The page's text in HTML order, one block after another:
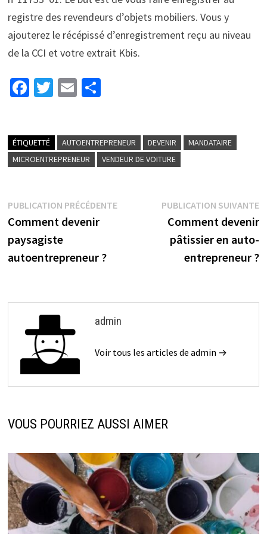
registre des revendeurs d’objets mobiliers. Vous y
ajouterez le récépissé d’enregistrement reçu au niveau
de la CCI et votre extrait Kbis.
Fa
o
o
T
er
E
l
P
ge
r
ÉTIQUETTÉ AUTOENTREPRENEUR DEVENIR
MANDATAIRE
MICROENTREPRENEUR
VENDEUR DE VOITURE
PUBLICATION PRÉCÉDENTE
Comment devenir
paysagiste
autoentrepreneur ?
PUBLICATION SUIVANTE
Comment devenir
pâtissier en auto-
entrepreneur ?
admin
Voir tous les articles de admin →
VOUS POURRIEZ AUSSI AIMER